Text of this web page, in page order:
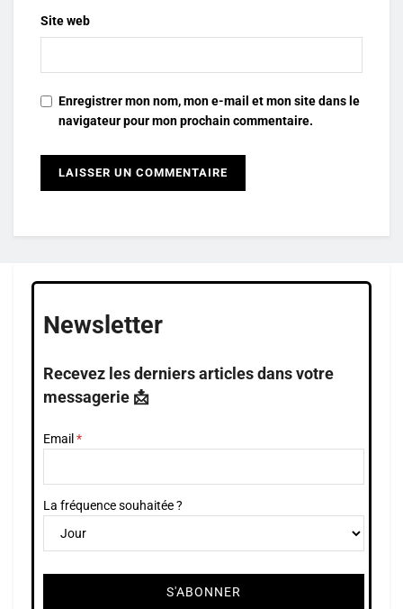
Site web
Enregistrer mon nom, mon e-mail et mon site dans le
navigateur pour mon prochain commentaire.
Newsletter
Recevez les derniers articles dans votre
messagerie 📩
Email
La fréquence souhaitée ?